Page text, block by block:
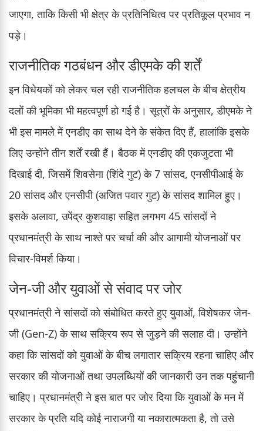
जाएगा, ताकि किसी भी क्षेत्र के प्रतिनिधित्व पर प्रतिकूल प्रभाव न
पड़े।
राजनीतिक गठबंधन और डीएमके की शर्तें
इन विधेयकों को लेकर चल रही राजनीतिक हलचल के बीच क्षेत्रीय
दलों की भूमिका भी महत्वपूर्ण हो गई है। सूत्रों के अनुसार, डीएमके ने
भी इस मामले में एनडीए का साथ देने के संकेत दिए हैं, हालांकि इसके
लिए उन्होंने तीन शर्तें रखी हैं। बैठक में एनडीए की एकजुटता भी
दिखाई दी, जिसमें शिवसेना (शिंदे गुट) के 7 सांसद, एनसीपीआई के
20 सांसद और एनसीपी (अजित पवार गुट) के सांसद शामिल हुए।
इसके अलावा, उपेंद्र कुशवाहा सहित लगभग 45 सांसदों ने
प्रधानमंत्री के साथ नाश्ते पर चर्चा की और आगामी योजनाओं पर
विचार-विमर्श किया।
जेन-जी और युवाओं से संवाद पर जोर
प्रधानमंत्री ने सांसदों को संबोधित करते हुए युवाओं, विशेषकर जेन-
जी (Gen-Z) के साथ सक्रिय रूप से जुड़ने की सलाह दी। उन्होंने
कहा कि सांसदों को युवाओं के बीच लगातार सक्रिय रहना चाहिए और
सरकार की योजनाओं तथा उपलब्धियों की जानकारी उन तक पहुंचानी
चाहिए। प्रधानमंत्री ने इस बात पर जोर दिया कि युवाओं के मन में
सरकार के प्रति यदि कोई नाराजगी या नकारात्मकता है, तो उसे